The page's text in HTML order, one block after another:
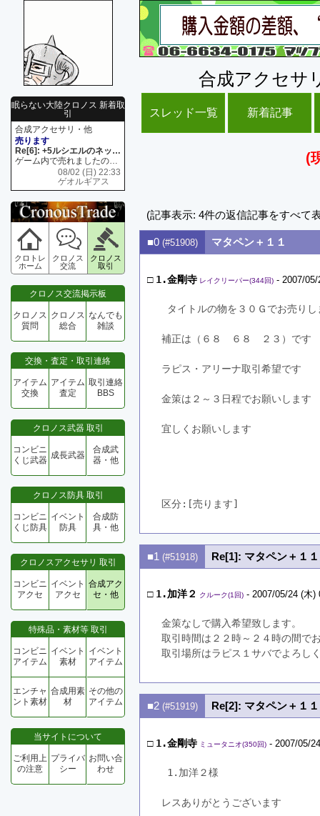
眠らない大陸クロノス 新着取
引
合成アクセサリ・他
売ります
Re[6]: +5ルシエルのネックレス
ゲーム内で売れましたので 在庫がネク1 リング4 となります リングのお値段は80G といたします
08/02 (日) 22:33
ゲオルギアス
クロトレ
ホーム
クロノス
交流
クロノス
取引
クロノス交流掲示板
クロノス
質問
クロノス
総合
なんでも
雑談
交換・査定・取引連絡
アイテム
交換
アイテム
査定
取引連絡
BBS
クロノス武器 取引
コンビニ
くじ武器 成長武器
合成武
器・他
クロノス防具 取引
コンビニ
くじ防具
イベント
防具
合成防
具・他
クロノスアクセサリ 取引
コンビニ
アクセ
イベント
アクセ
合成アク
セ・他
特殊品・素材等 取引
コンビニ
アイテム
イベント
素材
イベント
アイテム
エンチャ
ント素材
合成用素
材
その他の
アイテム
当サイトについて
ご利用上
の注意
プライバ
シー
お問い合
わせ
合成アクセサ
スレッド一覧 新着記事
(
(記事表示: 4件の返信記事をすべて
■0 (#51908) マタペン＋１１
□ 1.金剛寺 レイクリーパー(344回) - 2007/
タイトルの物を３０Ｇでお売りし
補正は（６８　６８　２３）です
ラピス・アリーナ取引希望です
金策は２～３日程でお願いします
宜しくお願いします
区分:[売ります]
■1 (#51918) Re[1]: マタペン＋１１
□ 1.加洋２ クルーク(1回) - 2007/05/24 (木
金策なしで購入希望致します。
取引時間は２２時～２４時の間で
取引場所はラピス１サバでよろし
■2 (#51919) Re[2]: マタペン＋１１
□ 1.金剛寺 ミュータニオ(350回) - 2007/05/
1.加洋２様
レスありがとうございます